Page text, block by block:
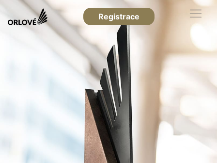
Registrace